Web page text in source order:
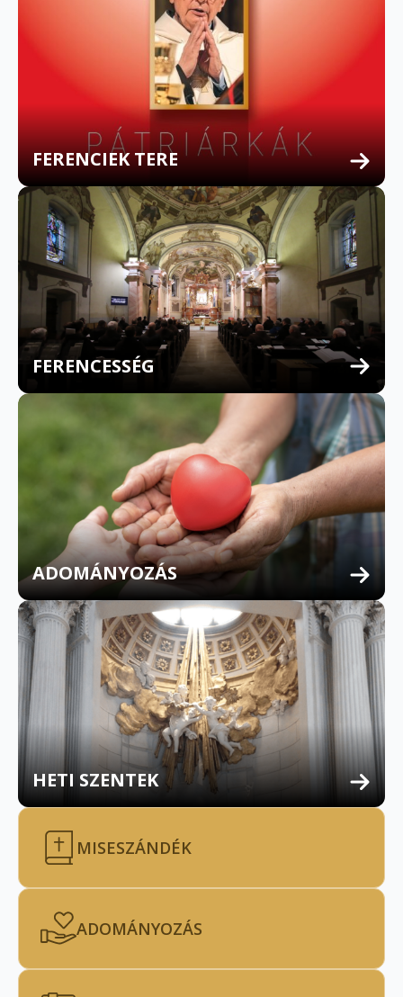
FERENCIEK TERE
FERENCESSÉG
MULTILINGUAL CONFESSION
ADOMÁNYOZÁS
HETI SZENTEK
MISESZÁNDÉK
ADOMÁNYOZÁS